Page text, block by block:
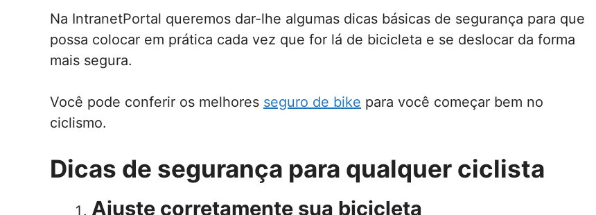
Na IntranetPortal queremos dar-lhe algumas dicas básicas de segurança para que
possa colocar em prática cada vez que for lá de bicicleta e se deslocar da forma
mais segura.
Você pode conferir os melhores seguro de bike para você começar bem no
ciclismo.
Dicas de segurança para qualquer ciclista
Ajuste corretamente sua bicicleta